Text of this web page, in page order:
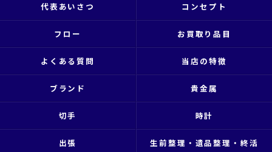
代表あいさつ コンセプト
フロー お買取り品目
よくある質問 当店の特徴
ブランド 貴金属
切手 時計
出張 生前整理・遺品整理・終活